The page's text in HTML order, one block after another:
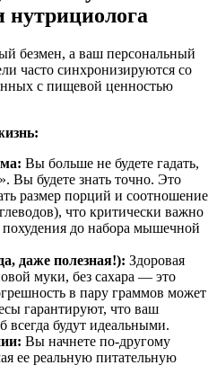
безмен, а ваш персональный
часто синхронизируются со
с пищевой ценностью
Вы больше не будете гадать,
Вы будете знать точно. Это
размер порций и соотношение
что критически важно
до набора мышечной
даже полезная!): Здоровая
муки, без сахара — это
в пару граммов может
гарантируют, что ваш
всегда будут идеальными.
Вы начнете по-другому
ее реальную питательную